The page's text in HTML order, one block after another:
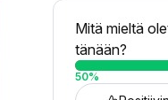
Mitä mieltä
tänään?
50%